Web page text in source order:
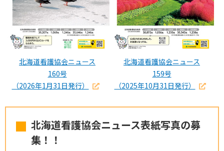
北海道看護協会ニュース
160号
（2026年1月31日発行）
北海道看護協会ニュース
159号
（2025年10月31日発行）
北海道看護協会ニュース表紙写真の募
集！！